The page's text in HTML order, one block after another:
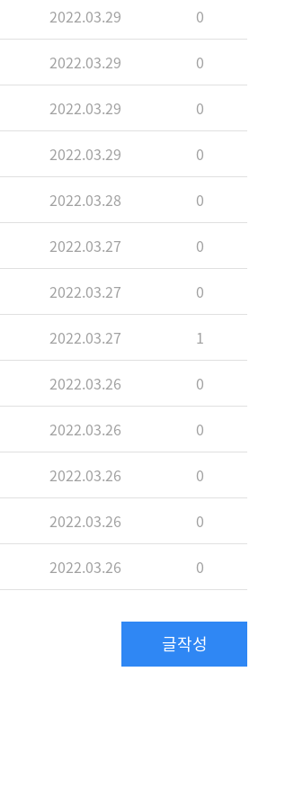
2022.03.29 0
2022.03.29 0
2022.03.29 0
2022.03.29 0
2022.03.28 0
2022.03.27 0
2022.03.27 0
2022.03.27 1
2022.03.26 0
2022.03.26 0
2022.03.26 0
2022.03.26 0
2022.03.26 0
글작성